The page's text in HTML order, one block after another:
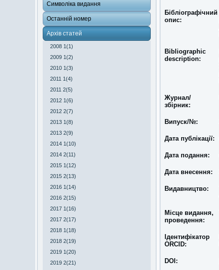
Символіка видання
Останній номер
Архів статей
2008 1(1)
2009 1(2)
2010 1(3)
2011 1(4)
2011 2(5)
2012 1(6)
2012 2(7)
2013 1(8)
2013 2(9)
2014 1(10)
2014 2(11)
2015 1(12)
2015 2(13)
2016 1(14)
2016 2(15)
2017 1(16)
2017 2(17)
2018 1(18)
2018 2(19)
2019 1(20)
2019 2(21)
Бібліографічний
опис:
Bibliographic
description:
Журнал/
збірник:
Випуск/№:
Дата публікації:
Дата подання:
Дата внесення:
Видавництво:
Місце видання,
проведення:
Ідентифікатор
ORCID:
DOI: